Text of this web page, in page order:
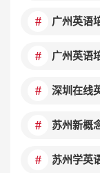
广州英语
广州英语
深圳在线
苏州新概
苏州学英